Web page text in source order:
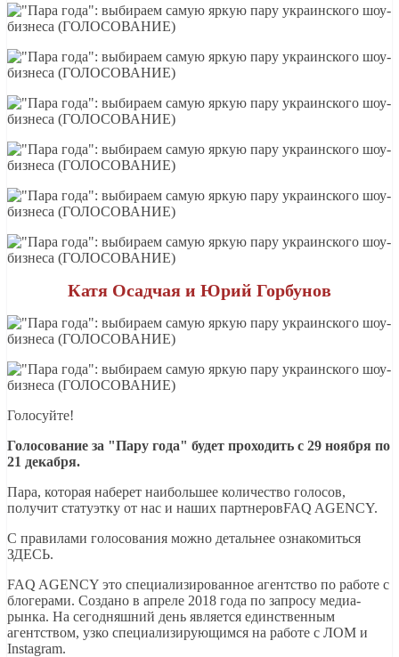
Катя Осадчая и Юрий Горбунов
Голосуйте!
Голосование за "Пару года" будет проходить с 29 ноября по
21 декабря.
Пара, которая наберет наибольшее количество голосов,
получит статуэтку от нас и наших партнеровFAQ AGENCY.
С правилами голосования можно детальнее ознакомиться
ЗДЕСЬ.
FAQ AGENCY это специализированное агентство по работе с
блогерами. Создано в апреле 2018 года по запросу медиа-
рынка. На сегодняшний день является единственным
агентством, узко специализирующимся на работе с ЛОМ и
Instagram.